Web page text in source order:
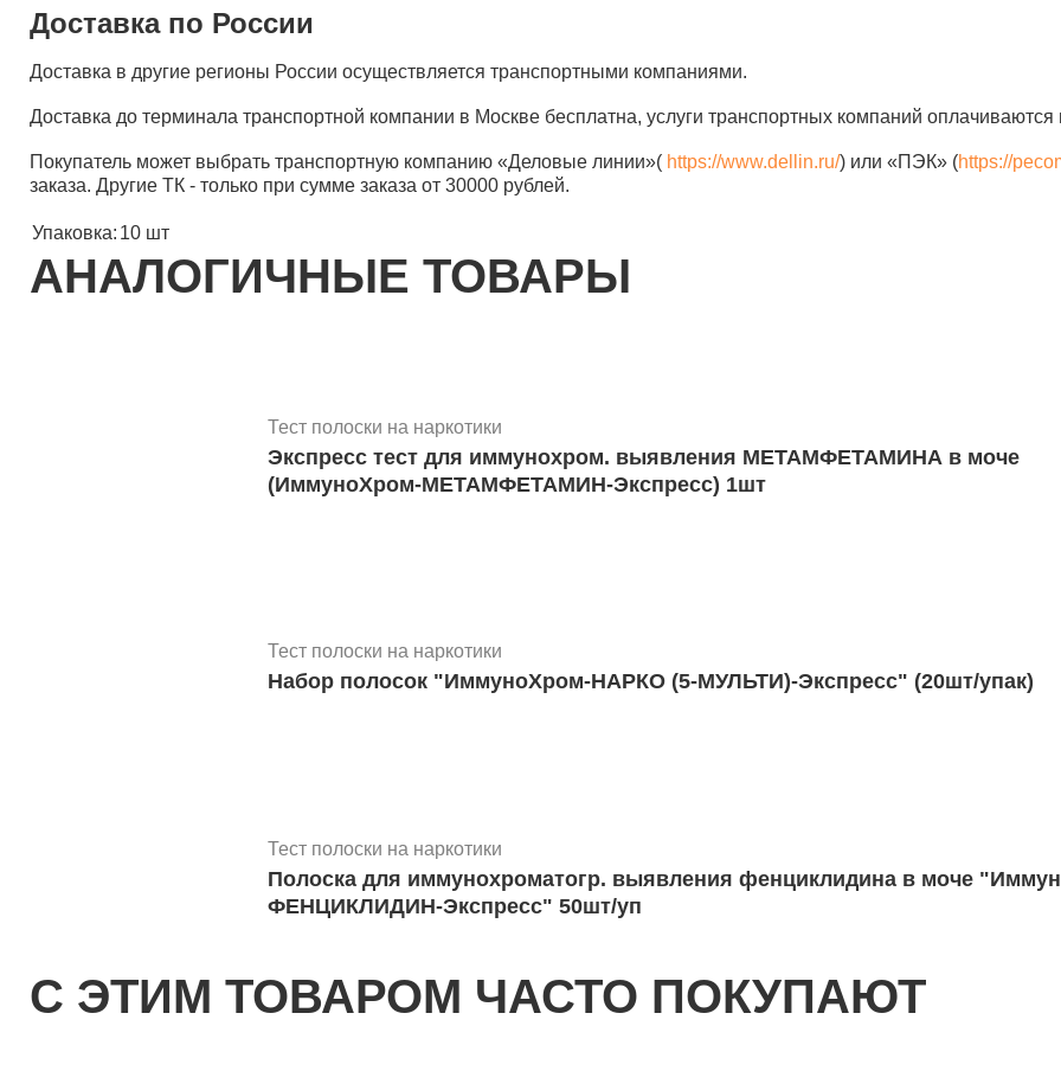
Доставка по России
Доставка в другие регионы России осуществляется транспортными компаниями.
Доставка до терминала транспортной компании в Москве бесплатна, услуги транспортных компаний оплачиваются
Покупатель может выбрать транспортную компанию «Деловые линии»( https://www.dellin.ru/) или «ПЭК» (https://
заказа. Другие ТК - только при сумме заказа от 30000 рублей.
Упаковка: 10 шт
АНАЛОГИЧНЫЕ ТОВАРЫ
Тест полоски на наркотики
Экспресс тест для иммунохром. выявления МЕТАМФЕТАМИНА в моче
(ИммуноХром-МЕТАМФЕТАМИН-Экспресс) 1шт
Тест полоски на наркотики
Набор полосок "ИммуноХром-НАРКО (5-МУЛЬТИ)-Экспресс" (20шт/упак)
Тест полоски на наркотики
Полоска для иммунохроматогр. выявления фенциклидина в моче
ФЕНЦИКЛИДИН-Экспресс" 50шт/уп
С ЭТИМ ТОВАРОМ ЧАСТО ПОКУПАЮТ